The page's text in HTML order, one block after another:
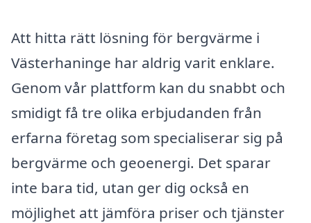
Att hitta rätt lösning för bergvärme i
Västerhaninge har aldrig varit enklare.
Genom vår plattform kan du snabbt och
smidigt få tre olika erbjudanden från
erfarna företag som specialiserar sig på
bergvärme och geoenergi. Det sparar
inte bara tid, utan ger dig också en
möjlighet att jämföra priser och tjänster